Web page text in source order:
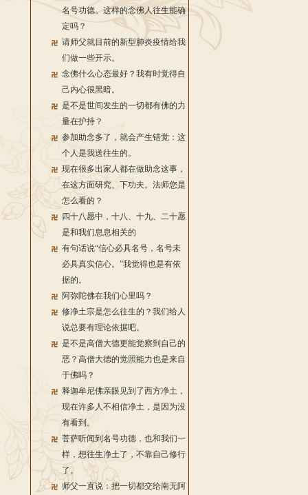
名号功德。这样的念佛人往生能确
定吗？
请师父就目前的新型肺炎疫情给我
们做一些开示。
念佛什么心态最好？我有时觉得自
己内心很黑暗。
是不是世间发生的一切都有佛的力
量在护持？
参加助念多了，就会产生错觉：这
个人是我送往生的。
现在很多出家人都在做助念这事，
在这方面研究、下功夫。法师您是
怎么看的？
四十八愿中，十八、十九、二十愿
是和我们息息相关的
有句话说“信心必具名号，名号未
必具真实信心。”我觉得也是有依
据的。
阿弥陀佛在我们心里吗？
修净土宗是怎么往生的？我们给人
说总要有理论依据吧。
是不是高僧大德更能觉察到自己的
恶？高僧大德的觉照能力也是来自
于佛吗？
释迦牟尼佛亲眼见到了西方净土，
现在许多人不相信净土，是因为没
有看到。
菩萨听闻到名号功德，也和我们一
样，想往生净土了，不靠自己修行
了。
师父一直说：把一切都交给南无阿